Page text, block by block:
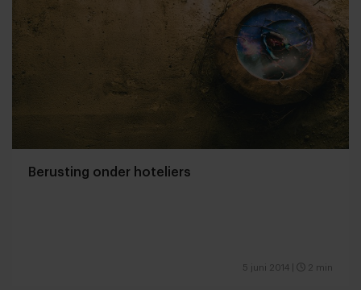
Berusting onder hoteliers
5 juni 2014 2 min